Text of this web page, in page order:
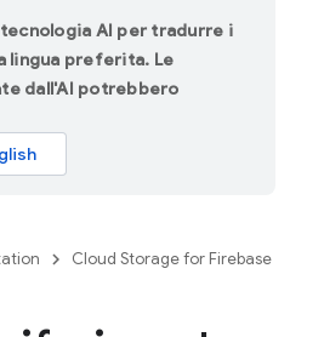
AI per tradurre i
lingua preferita. Le
dall'AI potrebbero
Cloud Storage for Firebase